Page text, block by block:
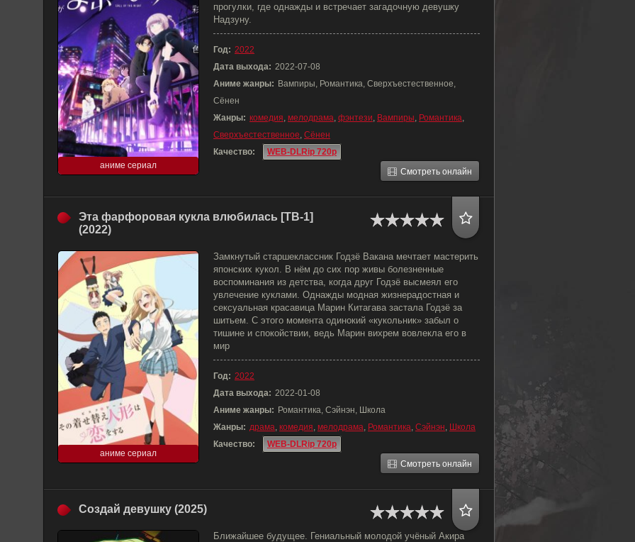
аниме сериал
прогулки, где однажды и встречает загадочную девушку
Надзуну.
Год: 2022
Дата выхода: 2022-07-08
Аниме жанры: Вампиры, Романтика, Сверхъестественное,
Сёнен
Жанры: комедия, мелодрама, фэнтези, Вампиры, Романтика,
Сверхъестественное, Сёнен
Качество:
WEB-DLRip 720p
Смотреть онлайн
Эта фарфоровая кукла влюбилась [ТВ-1]
(2022)
аниме сериал
Замкнутый старшеклассник Годзё Вакана мечтает мастерить
японских кукол. В нём до сих пор живы болезненные
воспоминания из детства, когда друг Годзё высмеял его
увлечение куклами. Однажды модная жизнерадостная и
сексуальная красавица Марин Китагава застала Годзё за
шитьем. С этого момента одинокий «кукольник» забыл о
тишине и спокойствии, ведь Марин вихрем вовлекла его в
мир
Год: 2022
Дата выхода: 2022-01-08
Аниме жанры: Романтика, Сэйнэн, Школа
Жанры: драма, комедия, мелодрама, Романтика, Сэйнэн, Школа
Качество:
WEB-DLRip 720p
Смотреть онлайн
Создай девушку (2025)
Ближайшее будущее. Гениальный молодой учёный Акира